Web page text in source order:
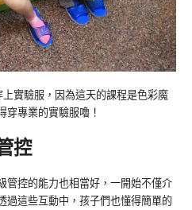
實驗服，因為這天的課程是色彩魔
穿專業的實驗服嚕！
控
管控的能力也相當好，一開始不僅介
過這些互動中，孩子們也懂得簡單的